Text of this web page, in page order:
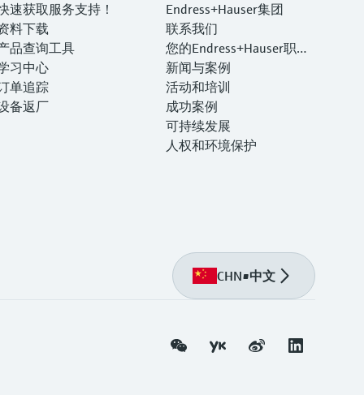
速获取服务支持！
料下载
品查询工具
习中心
单追踪
备返厂
Endress+Hauser集团
联系我们
您的Endress+Hauser职业
生涯
新闻与案例
活动和培训
成功案例
可持续发展
人权和环境保护
CHN•中文